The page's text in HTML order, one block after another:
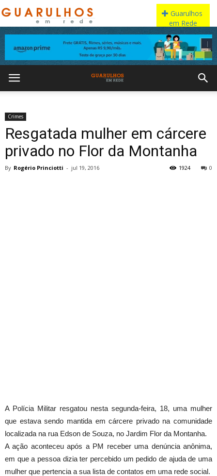
Crimes
Resgatada mulher em cárcere
privado no Flor da Montanha
By Rogério Princiotti - jul 19, 2016 0
1924
A Polícia Militar resgatou nesta segunda-feira, 18, uma mulher
que estava sendo mantida em cárcere privado na comunidade
localizada na rua Edson de Souza, no Jardim Flor da Montanha.
A ação aconteceu após a PM receber uma denúncia anônima,
em que a pessoa dizia ter percebido um pedido de ajuda de uma
mulher que pertencia a sua lista de contatos em uma rede social.